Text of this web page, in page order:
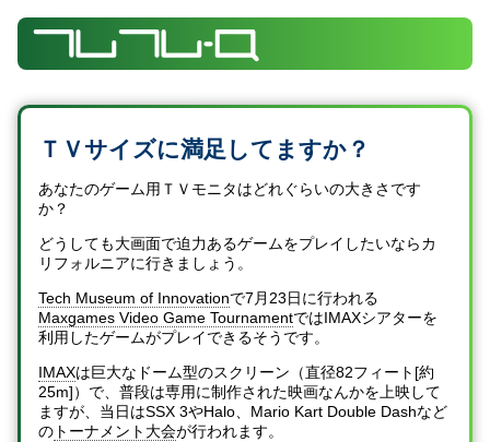
ＴＶサイズに満足してますか？
あなたのゲーム用ＴＶモニタはどれぐらいの大きさです
か？
どうしても大画面で迫力あるゲームをプレイしたいならカ
リフォルニアに行きましょう。
Tech Museum of Innovationで7月23日に行われる
Maxgames Video Game TournamentではIMAXシアターを
利用したゲームがプレイできるそうです。
IMAXは巨大なドーム型のスクリーン（直径82フィート[約
25m]）で、普段は専用に制作された映画なんかを上映して
ますが、当日はSSX 3やHalo、Mario Kart Double Dashなど
の トーナメント大会が行われます。